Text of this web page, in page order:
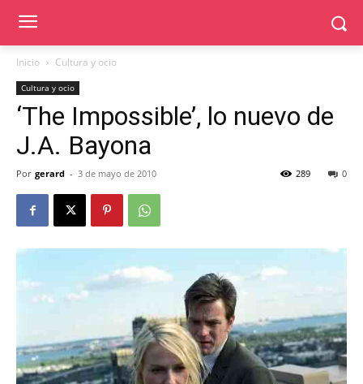
Inicio Cultura y ocio
Cultura y ocio
‘The Impossible’, lo nuevo de
J.A. Bayona
Por gerard - 3 de mayo de 2010 0
289